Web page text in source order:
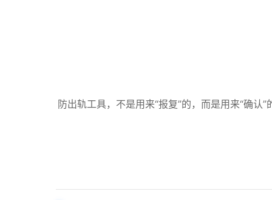
防出轨工具，不是用来“报复”的，而是用来“确